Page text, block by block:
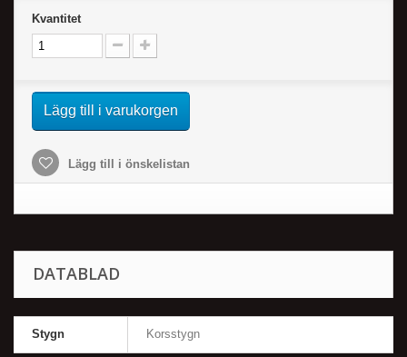
Kvantitet
Lägg till i varukorgen
Lägg till i önskelistan
DATABLAD
Stygn Korsstygn